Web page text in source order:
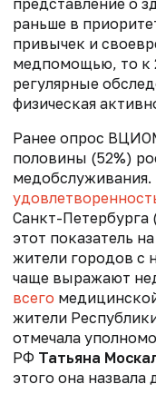
представление о
раньше в
привычек и
медпомощью, то к
регулярные
физическая
Ранее опрос
половины (52%)
Санкт-Петербурга
этот показатель
жители городов с
чаще выражают
всего
жители
отмечала
РФ Татьяна
этого она